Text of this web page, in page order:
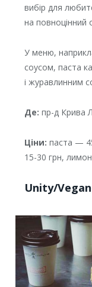
вибір для
на повноцінний
У меню,
соусом, паста
і журавлинним
Де: пр-д Крива
Ціни: паста —
15-30 грн,
Unity/